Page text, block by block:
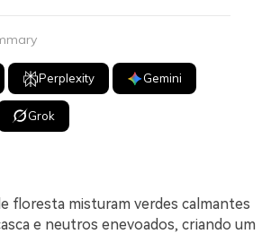
Perplexity Gemini
Grok
floresta misturam verdes calmantes
e neutros enevoados, criando um